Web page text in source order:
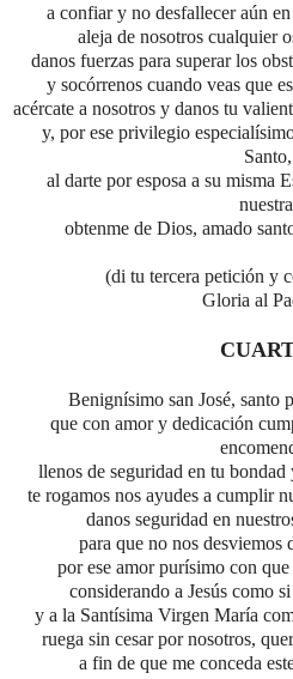
a confiar y no desfallecer aún
aleja de nosotros cualquier
danos fuerzas para superar los
y socórrenos cuando veas que
acércate a nosotros y danos tu
y, por ese privilegio
Santo,
al darte por esposa a su misma
obtenme de Dios, amado
(di tu tercera petición y
Gloria al
Benignísimo san José, santo
que con amor y dedicación
llenos de seguridad en tu
te rogamos nos ayudes a cumplir
danos seguridad en
para que no nos desviemos
por ese amorpurísimo con que
considerando a Jesús como
y a la Santísima Virgen María
ruega sin cesar por nosotros,
a fin de que me conceda